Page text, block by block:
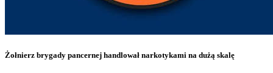
Żołnierz brygady pancernej handlował narkotykami na dużą skalę